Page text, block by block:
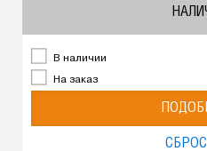
В наличии
На заказ